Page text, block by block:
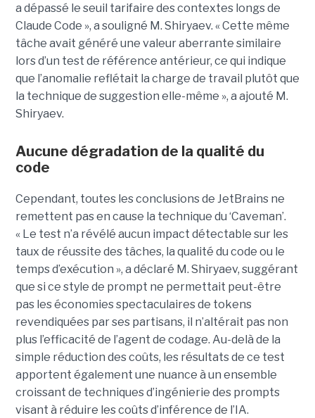
a dépassé le seuil tarifaire des contextes longs de
Claude Code », a souligné M. Shiryaev. « Cette même
tâche avait généré une valeur aberrante similaire
lors d’un test de référence antérieur, ce qui indique
que l’anomalie reflétait la charge de travail plutôt que
la technique de suggestion elle-même », a ajouté M.
Shiryaev.
Aucune dégradation de la qualité du
code
Cependant, toutes les conclusions de JetBrains ne
remettent pas en cause la technique du ‘Caveman’.
« Le test n’a révélé aucun impact détectable sur les
taux de réussite des tâches, la qualité du code ou le
temps d’exécution », a déclaré M. Shiryaev, suggérant
que si ce style de prompt ne permettait peut-être
pas les économies spectaculaires de tokens
revendiquées par ses partisans, il n’altérait pas non
plus l’efficacité de l’agent de codage. Au-delà de la
simple réduction des coûts, les résultats de ce test
apportent également une nuance à un ensemble
croissant de techniques d’ingénierie des prompts
visant à réduire les coûts d’inférence de l’IA.